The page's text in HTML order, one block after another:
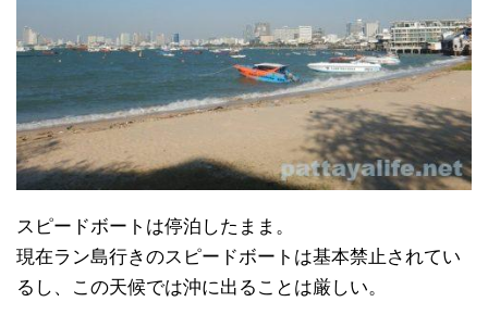
スピードボートは停泊したまま。
現在ラン島行きのスピードボートは基本禁止されてい
るし、この天候では沖に出ることは厳しい。